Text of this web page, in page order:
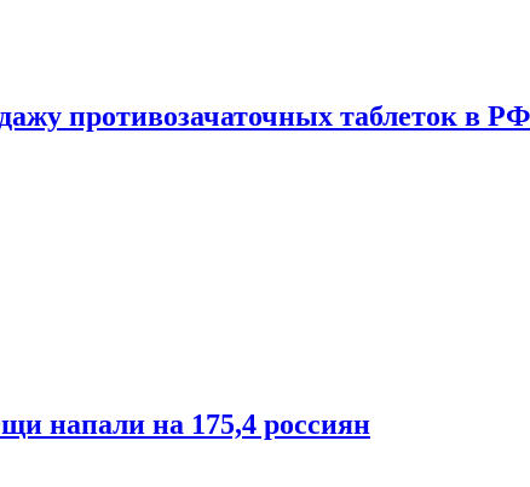
противозачаточных таблеток в РФ
напали на 175,4 россиян